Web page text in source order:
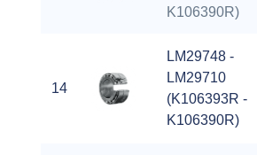
K106390R)
14
LM29748 -
LM29710
(K106393R -
K106390R)